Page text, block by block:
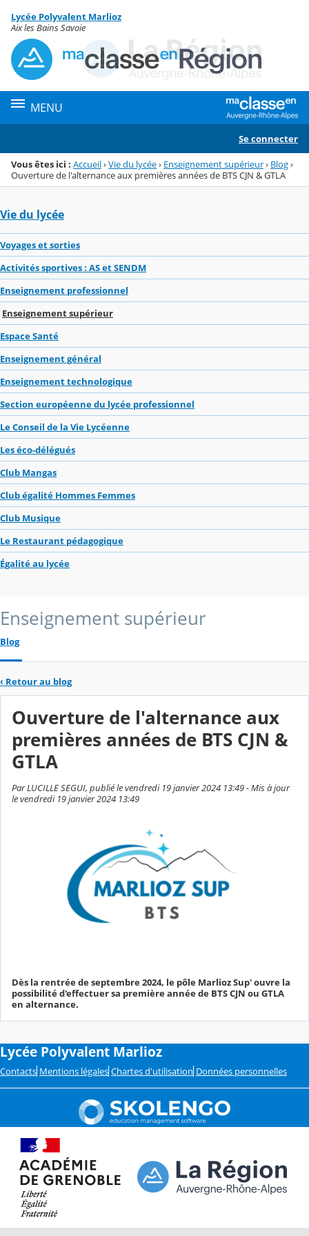
Menu de la rubrique
Contenu
Lycée Polyvalent Marlioz
Aix les Bains Savoie
MENU
Se connecter
Vous êtes ici : Accueil›Vie du lycée› Enseignement supérieur› Blog›
Ouverture de l'alternance aux premières années de BTS CJN & GTLA
Vie du lycée
Voyages et sorties
Activités sportives : AS et SENDM
Enseignement professionnel
Enseignement supérieur
Espace Santé
Enseignement général
Enseignement technologique
Section européenne du lycée professionnel
Le Conseil de la Vie Lycéenne
Les éco-délégués
Club Mangas
Club égalité Hommes Femmes
Club Musique
Le Restaurant pédagogique
Égalité au lycée
Enseignement supérieur
Blog
‹ Retour au blog
Ouverture de l'alternance aux
premières années de BTS CJN &
GTLA
Par LUCILLE SEGUI, publié le vendredi 19 janvier 2024 13:49 - Mis à jour
le vendredi 19 janvier 2024 13:49
Dès la rentrée de septembre 2024, le pôle Marlioz Sup' ouvre la
possibilité d'effectuer sa première année de BTS CJN ou GTLA
en alternance.
Lycée Polyvalent Marlioz
Contacts Mentions légales Chartes d'utilisation Données personnelles